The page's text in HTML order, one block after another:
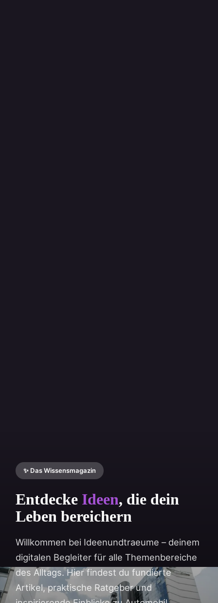
✨ Das Wissensmagazin
Entdecke Ideen, die dein
Leben bereichern
Willkommen bei Ideenundtraeume – deinem
digitalen Begleiter für alle Themenbereiche
des Alltags. Hier findest du fundierte
Artikel, praktische Ratgeber und